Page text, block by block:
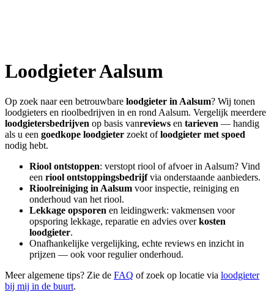
LoodgieterAalsum
Op zoek naar een betrouwbare loodgieter in Aalsum? Wij tonen
loodgieters en rioolbedrijven in en rond Aalsum. Vergelijk meerdere
loodgietersbedrijven op basis vanreviews en tarieven — handig
als u een goedkope loodgieter zoekt ofloodgieter met spoed
nodig hebt.
Riool ontstoppen: verstopt riool of afvoer in Aalsum? Vind
een riool ontstoppingsbedrijfvia onderstaande aanbieders.
Rioolreiniging in Aalsum voor inspectie, reiniging en
onderhoud van het riool.
Lekkage opsporen en leidingwerk: vakmensen voor
opsporing lekkage, reparatie en advies overkosten
loodgieter.
Onafhankelijke vergelijking, echte reviews en inzicht in
prijzen — ook voor regulier onderhoud.
Meer algemene tips? Zie de FAQ of zoek op locatie via loodgieter
bij mij in de buurt.